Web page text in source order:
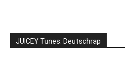
JUICEY Tunes: Deutschrap